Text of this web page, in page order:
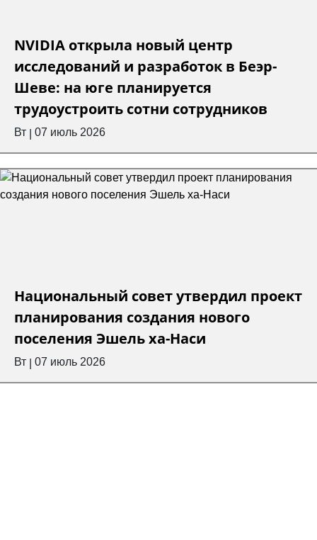
NVIDIA открыла новый центр
исследований и разработок в Беэр-
Шеве: на юге планируется
трудоустроить сотни сотрудников
Вт 07 июль 2026
Национальный совет утвердил проект
планирования создания нового
поселения Эшель ха-Наси
Вт 07 июль 2026